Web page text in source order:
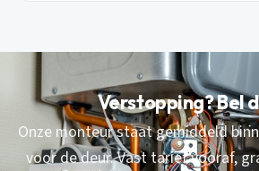
Verstopping? Bel
Onze monteur staat gemiddeld
voor de deur. Vast tarief vooraf,